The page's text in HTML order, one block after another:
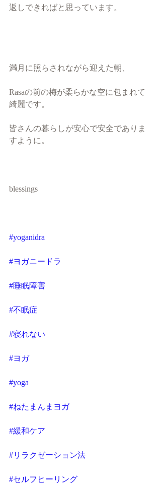
返しできればと思っています。
満月に照らされながら迎えた朝、
Rasaの前の梅が柔らかな空に包まれて
綺麗です。
皆さんの暮らしが安心で安全でありま
すように。
blessings
#yoganidra
#ヨガニードラ
#睡眠障害
#不眠症
#寝れない
#ヨガ
#yoga
#ねたまんまヨガ
#緩和ケア
#リラクゼーション法
#セルフヒーリング